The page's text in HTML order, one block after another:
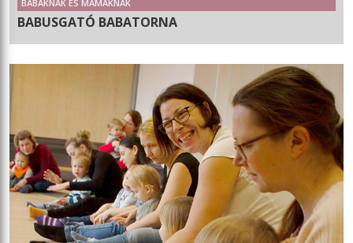
BABÁKNAK ÉS MAMÁKNAK
BABUSGATÓ BABATORNA